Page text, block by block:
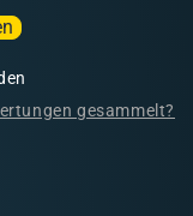
gesammelt?